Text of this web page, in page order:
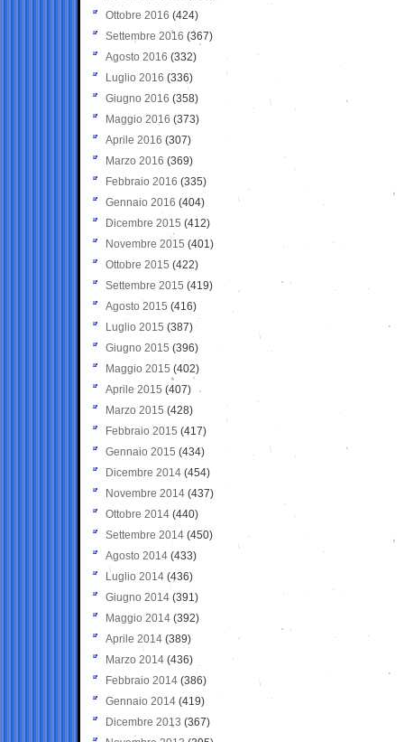
Ottobre 2016 (424)
Settembre 2016 (367)
Agosto 2016 (332)
Luglio 2016 (336)
Giugno 2016 (358)
Maggio 2016 (373)
Aprile 2016 (307)
Marzo 2016 (369)
Febbraio 2016 (335)
Gennaio 2016 (404)
Dicembre 2015 (412)
Novembre 2015 (401)
Ottobre 2015 (422)
Settembre 2015 (419)
Agosto 2015 (416)
Luglio 2015 (387)
Giugno 2015 (396)
Maggio 2015 (402)
Aprile 2015 (407)
Marzo 2015 (428)
Febbraio 2015 (417)
Gennaio 2015 (434)
Dicembre 2014 (454)
Novembre 2014 (437)
Ottobre 2014 (440)
Settembre 2014 (450)
Agosto 2014 (433)
Luglio 2014 (436)
Giugno 2014 (391)
Maggio 2014 (392)
Aprile 2014 (389)
Marzo 2014 (436)
Febbraio 2014 (386)
Gennaio 2014 (419)
Dicembre 2013 (367)